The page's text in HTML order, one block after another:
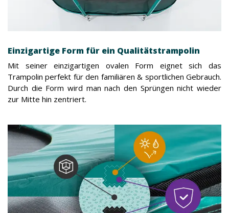
Einzigartige Form für ein Qualitätstrampolin
Mit seiner einzigartigen ovalen Form eignet sich das
Trampolin perfekt für den familiären & sportlichen Gebrauch.
Durch die Form wird man nach den Sprüngen nicht wieder
zur Mitte hin zentriert.